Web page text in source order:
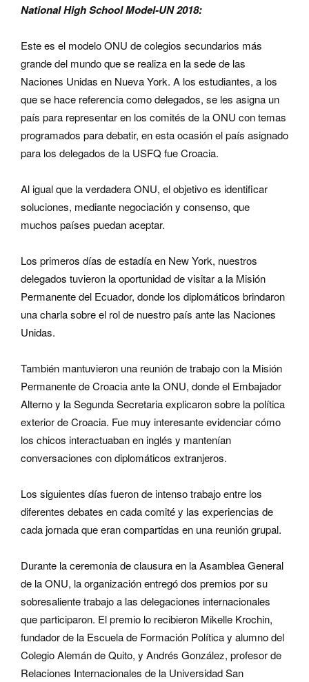
National High School Model-UN 2018:
Este es el modelo ONU de colegios secundarios más
grande del mundo que se realiza en la sede de las
Naciones Unidas en Nueva York. A los estudiantes, a los
que se hace referencia como delegados, se les asigna un
país para representar en los comités de la ONU con temas
programados para debatir, en esta ocasión el país asignado
para los delegados de la USFQ fue Croacia.
Al igual que la verdadera ONU, el objetivo es identificar
soluciones, mediante negociación y consenso, que
muchos países puedan aceptar.
Los primeros días de estadía en New York, nuestros
delegados tuvieron la oportunidad de visitar a la Misión
Permanente del Ecuador, donde los diplomáticos brindaron
una charla sobre el rol de nuestro país ante las Naciones
Unidas.
También mantuvieron una reunión de trabajo con la Misión
Permanente de Croacia ante la ONU, donde el Embajador
Alterno y la Segunda Secretaria explicaron sobre la política
exterior de Croacia. Fue muy interesante evidenciar cómo
los chicos interactuaban en inglés y mantenían
conversaciones con diplomáticos extranjeros.
Los siguientes días fueron de intenso trabajo entre los
diferentes debates en cada comité y las experiencias de
cada jornada que eran compartidas en una reunión grupal.
Durante la ceremonia de clausura en la Asamblea General
de la ONU, la organización entregó dos premios por su
sobresaliente trabajo a las delegaciones internacionales
que participaron. El premio lo recibieron Mikelle Krochin,
fundador de la Escuela de Formación Política y alumno del
Colegio Alemán de Quito, y Andrés González, profesor de
Relaciones Internacionales de la Universidad San